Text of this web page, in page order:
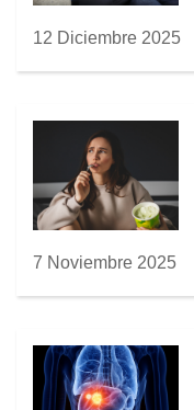
12 Diciembre 2025
7 Noviembre 2025